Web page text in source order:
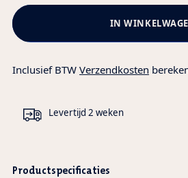
IN
Inclusief BTW Verzendkosten
Levertijd 2 weken
Productspecificaties